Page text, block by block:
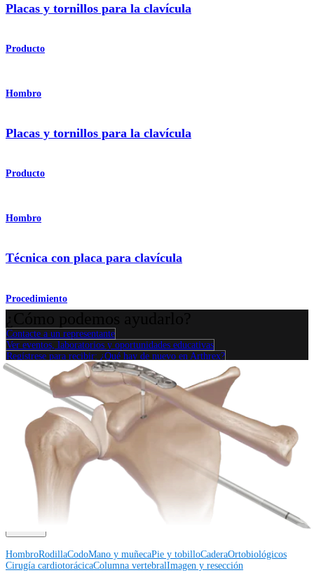
Placas y tornillos para la clavícula
Producto
Hombro
Placas y tornillos para la clavícula
Producto
Hombro
Técnica con placa para clavícula
Procedimiento
Contacte a un representante
Ver eventos, laboratorios y oportunidades educativas
Regístrese para recibir: ¿Qué hay de nuevo en Arthrex?
Conéctese con nosotros
Procedimiento
Hombro Rodilla Codo Mano y muñeca
Cadera Ortobiológicos Cirugía cardiotorácica Columna vertebral
HombroRodillaCodoMano y muñecaPie y tobilloCaderaOrtobiológicos
Cirugía cardiotorácicaColumna vertebralImagen y resección